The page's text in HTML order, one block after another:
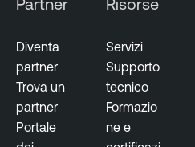
g
e
m
e
n
r
T
e
n
a
b
Partner
Diventa
partner
Trova un
partner
Portale
Risorse
Servizi
Supporto
tecnico
Formazio
ne e